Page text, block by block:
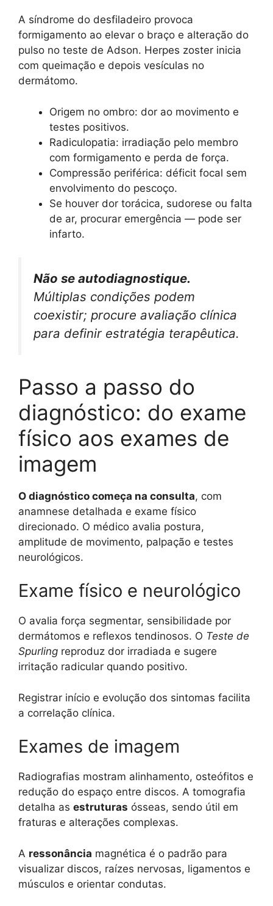
A síndrome do desfiladeiro provoca
formigamento ao elevar o braço e alteração do
pulso no teste de Adson. Herpes zoster inicia
com queimação e depois vesículas no
dermátomo.
Origem no ombro: dor ao movimento e
testes positivos.
Radiculopatia: irradiação pelo membro
com formigamento e perda de força.
Compressão periférica: déficit focal sem
envolvimento do pescoço.
Se houver dor torácica, sudorese ou falta
de ar, procurar emergência — pode ser
infarto.
Não se autodiagnostique.
Múltiplas condições podem
coexistir; procure avaliação clínica
para definir estratégia terapêutica.
Passo a passo do
diagnóstico: do exame
físico aos exames de
imagem
O diagnóstico começa na consulta, com
anamnese detalhada e exame físico
direcionado. O médico avalia postura,
amplitude de movimento, palpação e testes
neurológicos.
Exame físico e neurológico
O avalia força segmentar, sensibilidade por
dermátomos e reflexos tendinosos. O Teste de
Spurling reproduz dor irradiada e sugere
irritação radicular quando positivo.
Registrar início e evolução dos sintomas facilita
a correlação clínica.
Exames de imagem
Radiografias mostram alinhamento, osteófitos e
redução do espaço entre discos. A tomografia
detalha as estruturas ósseas, sendo útil em
fraturas e alterações complexas.
A ressonância magnética é o padrão para
visualizar discos, raízes nervosas, ligamentos e
músculos e orientar condutas.